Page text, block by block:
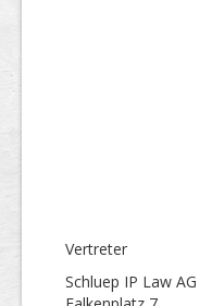
Vertreter
Schluep IP Law AG